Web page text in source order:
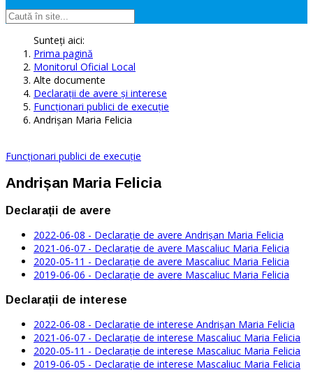
Sunteți aici:
Prima pagină
Monitorul Oficial Local
Alte documente
Declaraţii de avere şi interese
Funcționari publici de execuție
Andrișan Maria Felicia
Funcționari publici de execuție
Andrișan Maria Felicia
Declarații de avere
2022-06-08 - Declarație de avere Andrișan Maria Felicia
2021-06-07 - Declarație de avere Mascaliuc Maria Felicia
2020-05-11 - Declarație de avere Mascaliuc Maria Felicia
2019-06-06 - Declarație de avere Mascaliuc Maria Felicia
Declarații de interese
2022-06-08 - Declarație de interese Andrișan Maria Felicia
2021-06-07 - Declarație de interese Mascaliuc Maria Felicia
2020-05-11 - Declarație de interese Mascaliuc Maria Felicia
2019-06-05 - Declarație de interese Mascaliuc Maria Felicia